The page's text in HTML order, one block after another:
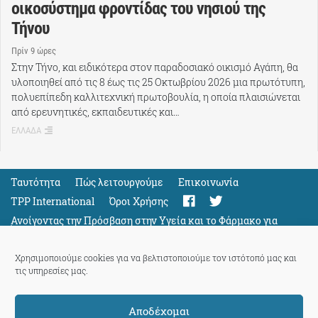
Χρησιμοποιούμε cookies για να βελτιστοποιούμε τον ιστότοπό μας και
τις υπηρεσίες μας.
Αποδέχομαι
οικοσύστημα φροντίδας του νησιού της
Τήνου
Πρίν 9 ώρες
Στην Τήνο, και ειδικότερα στον παραδοσιακό οικισμό Αγάπη, θα
υλοποιηθεί από τις 8 έως τις 25 Οκτωβρίου 2026 μια πρωτότυπη,
πολυεπίπεδη καλλιτεχνική πρωτοβουλία, η οποία πλαισιώνεται
από ερευνητικές, εκπαιδευτικές και…
ΕΛΛΑΔΑ
Ταυτότητα Πώς λειτουργούμε
Eπικοινωνία
TPP International
Όροι Χρήσης
Ανοίγοντας την Πρόσβαση στην Υγεία και το Φάρμακο για
Όλους
Support